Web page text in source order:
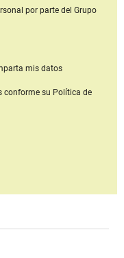
por parte del Grupo
mis datos
conforme su Política de